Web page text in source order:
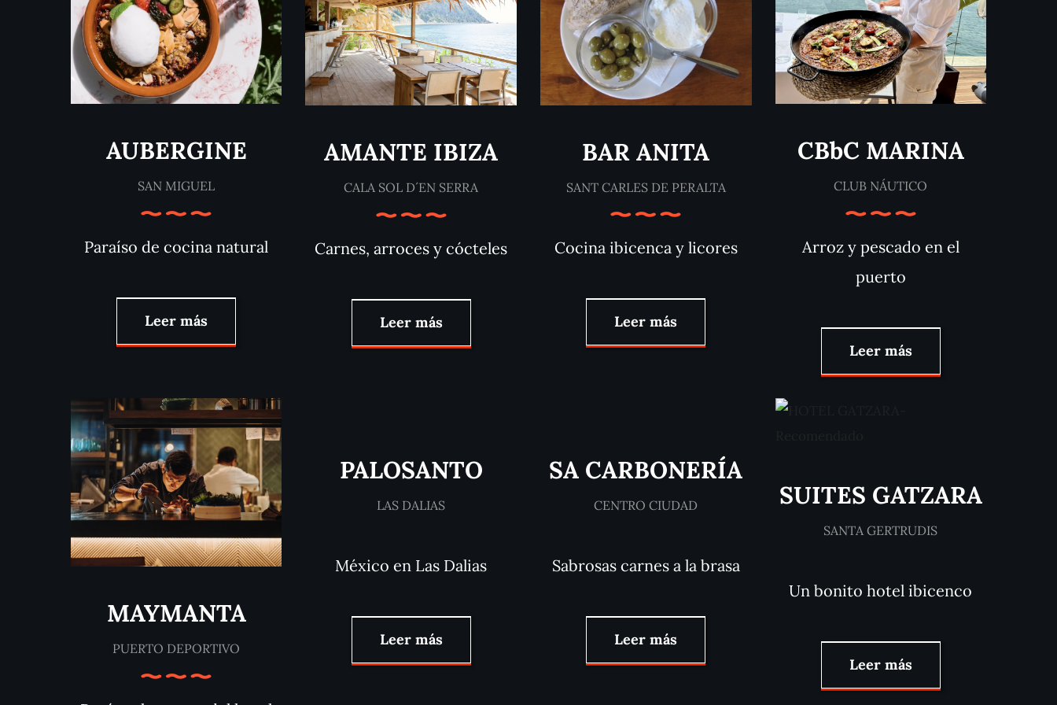
AUBERGINE
SAN MIGUEL
Paraíso de cocina natural
Leer más
AMANTE IBIZA
CALA SOL D´EN SERRA
Carnes, arroces y cócteles
Leer más
BAR ANITA
SANT CARLES DE PERALTA
Cocina ibicenca y licores
Leer más
CBbC MARINA
CLUB NÁUTICO
Arroz y pescado en el
puerto
Leer más
MAYMANTA
PUERTO DEPORTIVO
PALOSANTO
LAS DALIAS
México en Las Dalias
Leer más
SA CARBONERÍA
CENTRO CIUDAD
Sabrosas carnes a la brasa
Leer más
SUITES GATZARA
SANTA GERTRUDIS
Un bonito hotel ibicenco
Leer más